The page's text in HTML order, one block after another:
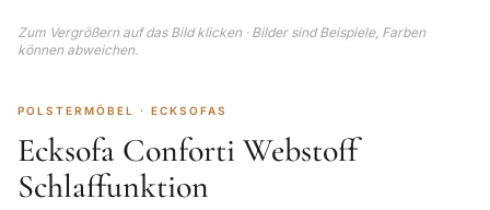
Zum Vergrößern auf das Bild klicken · Bilder sind Beispiele, Farben
können abweichen.
POLSTERMÖBEL · ECKSOFAS
Ecksofa Conforti Webstoff
Schlaffunktion